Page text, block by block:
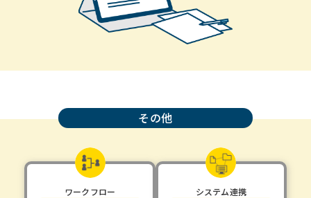
その他
ワークフロー システム連携